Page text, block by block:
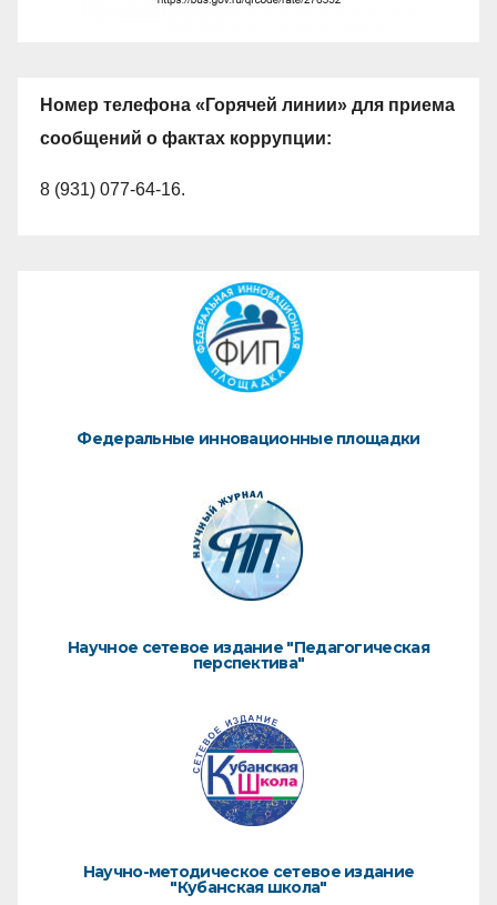
Номер телефона «Горячей линии» для приема
сообщений о фактах коррупции:
8 (931) 077-64-16.
Федеральные инновационные площадки
Научное сетевое издание "Педагогическая
перспектива"
Научно-методическое сетевое издание
"Кубанская школа"